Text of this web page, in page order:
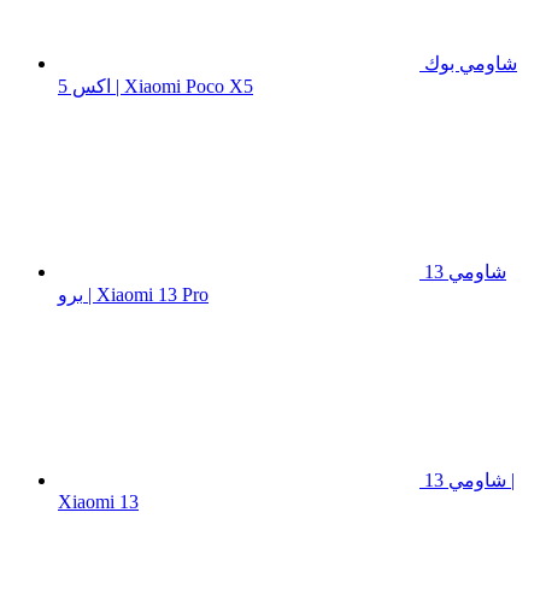
شاومي بوك
اكس 5 | Xiaomi Poco X5
شاومي 13
برو | Xiaomi 13 Pro
شاومي 13 |
Xiaomi 13